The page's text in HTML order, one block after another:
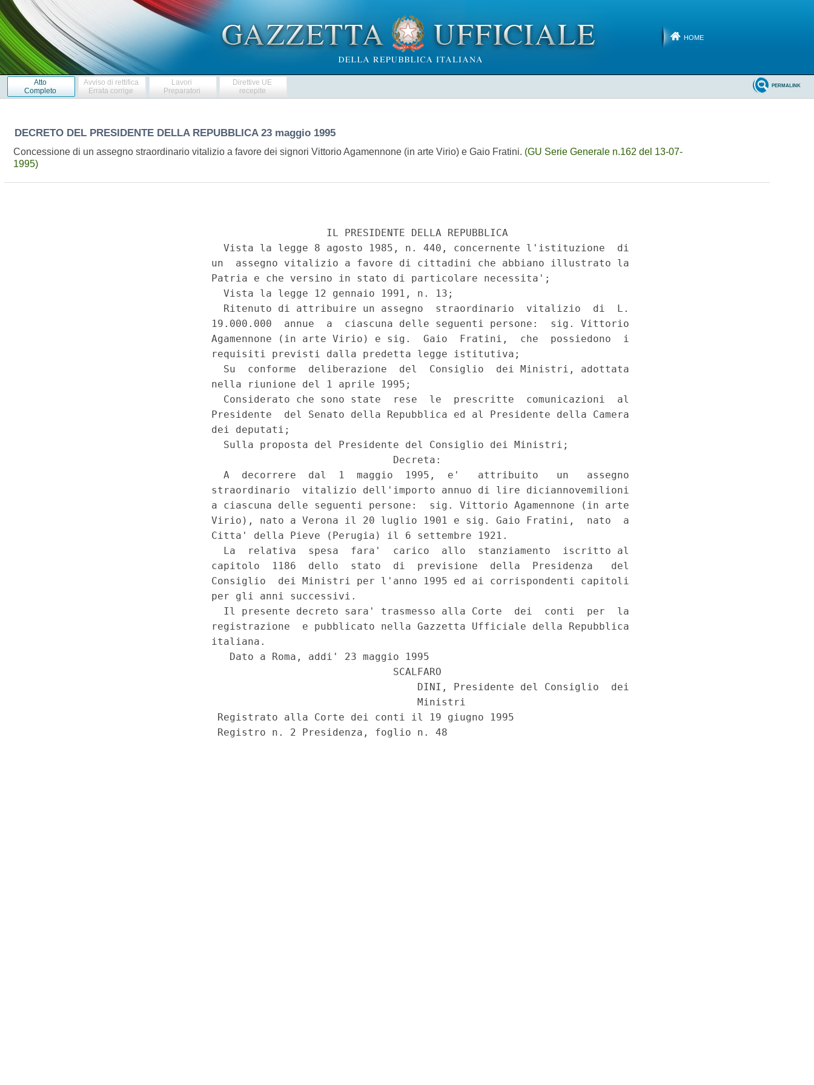
HOME
Atto
Completo
Avviso di rettifica
Errata corrige
Lavori
Preparatori
Direttive UE
recepite
PERMALINK
DECRETO DEL PRESIDENTE DELLA REPUBBLICA 23 maggio 1995
Concessione di un assegno straordinario vitalizio a favore dei signori Vittorio Agamennone (in arte Virio) e Gaio Fratini. (GU Serie Generale n.162 del 13-07-
1995)